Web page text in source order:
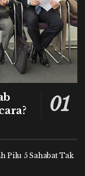
Pilu 5 Sahabat Tak